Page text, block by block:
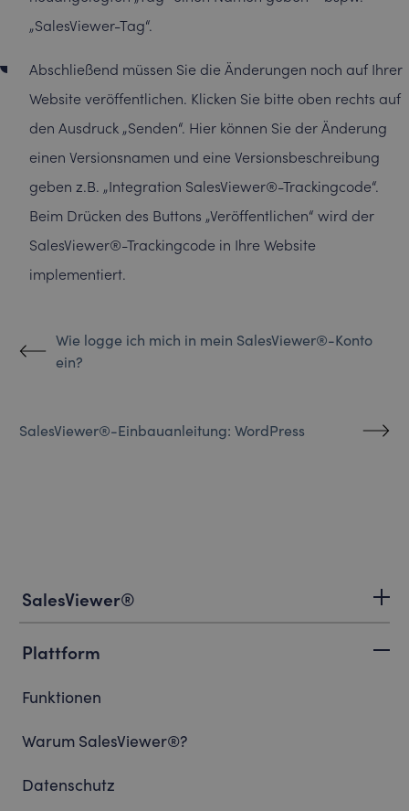
„SalesViewer-Tag“.
Abschließend müssen Sie die Änderungen noch auf Ihrer
Website veröffentlichen. Klicken Sie bitte oben rechts auf
den Ausdruck „Senden“. Hier können Sie der Änderung
einen Versionsnamen und eine Versionsbeschreibung
geben z.B. „Integration SalesViewer®-Trackingcode“.
Beim Drücken des Buttons „Veröffentlichen“ wird der
SalesViewer®-Trackingcode in Ihre Website
implementiert.
Wie logge ich mich in mein SalesViewer®-Konto
ein?
SalesViewer®-Einbauanleitung: WordPress
SalesViewer®
Plattform
Funktionen
Warum SalesViewer®?
Datenschutz